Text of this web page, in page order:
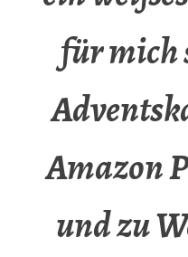
für mich
Amazon
und zu